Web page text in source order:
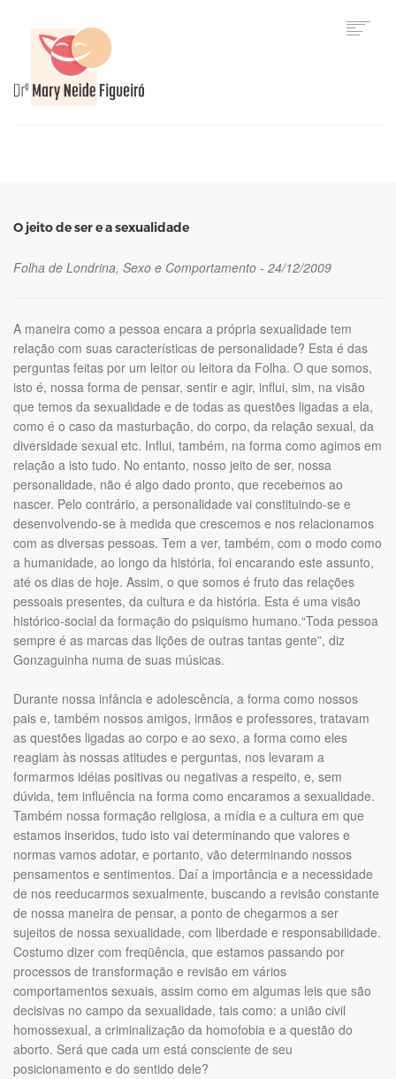
O jeito de ser e a sexualidade
Folha de Londrina, Sexo e Comportamento - 24/12/2009
A maneira como a pessoa encara a própria sexualidade tem
relação com suas características de personalidade? Esta é das
perguntas feitas por um leitor ou leitora da Folha. O que somos,
isto é, nossa forma de pensar, sentir e agir, influi, sim, na visão
que temos da sexualidade e de todas as questões ligadas a ela,
como é o caso da masturbação, do corpo, da relação sexual, da
diversidade sexual etc. Influi, também, na forma como agimos em
relação a isto tudo. No entanto, nosso jeito de ser, nossa
personalidade, não é algo dado pronto, que recebemos ao
nascer. Pelo contrário, a personalidade vai constituindo-se e
desenvolvendo-se à medida que crescemos e nos relacionamos
com as diversas pessoas. Tem a ver, também, com o modo como
a humanidade, ao longo da história, foi encarando este assunto,
até os dias de hoje. Assim, o que somos é fruto das relações
pessoais presentes, da cultura e da história. Esta é uma visão
histórico-social da formação do psiquismo humano.“Toda pessoa
sempre é as marcas das lições de outras tantas gente”, diz
Gonzaguinha numa de suas músicas.
Durante nossa infância e adolescência, a forma como nossos
pais e, também nossos amigos, irmãos e professores, tratavam
as questões ligadas ao corpo e ao sexo, a forma como eles
reagiam às nossas atitudes e perguntas, nos levaram a
formarmos idéias positivas ou negativas a respeito, e, sem
dúvida, tem influência na forma como encaramos a sexualidade.
Também nossa formação religiosa, a mídia e a cultura em que
estamos inseridos, tudo isto vai determinando que valores e
normas vamos adotar, e portanto, vão determinando nossos
pensamentos e sentimentos. Daí a importância e a necessidade
de nos reeducarmos sexualmente, buscando a revisão constante
de nossa maneira de pensar, a ponto de chegarmos a ser
sujeitos de nossa sexualidade, com liberdade e responsabilidade.
Costumo dizer com freqüência, que estamos passando por
processos de transformação e revisão em vários
comportamentos sexuais, assim como em algumas leis que são
decisivas no campo da sexualidade, tais como: a união civil
homossexual, a criminalização da homofobia e a questão do
aborto. Será que cada um está consciente de seu
posicionamento e do sentido dele?